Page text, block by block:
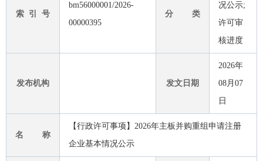
索 引 号
bm56000001/2026-
00000395
分 类
况公示;
许可审
核进度
发布机构 发文日期
2026年
08月07
日
名 称
【行政许可事项】2026年主板并购重组申请注册
企业基本情况公示